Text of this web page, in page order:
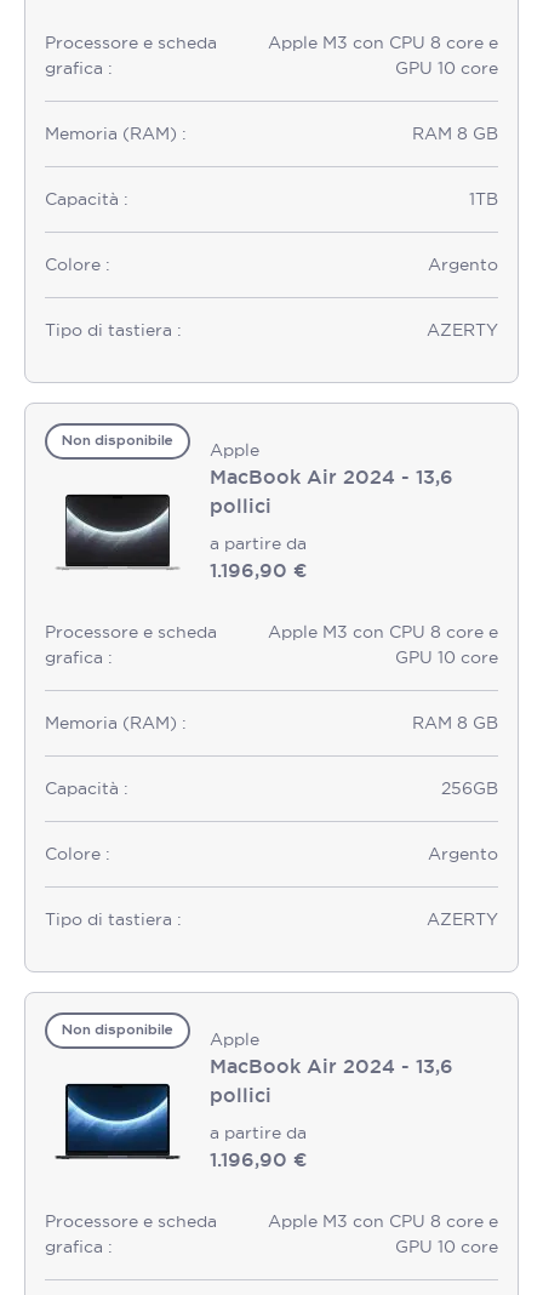
Processore e scheda
grafica :
Apple M3 con CPU 8 core e
GPU 10 core
Memoria (RAM) : RAM 8 GB
Capacità : 1TB
Colore : Argento
Tipo di tastiera : AZERTY
Non disponibile Apple
MacBook Air 2024 - 13,6
pollici
a partire da
1.196,90 €
Processore e scheda
grafica :
Apple M3 con CPU 8 core e
GPU 10 core
Memoria (RAM) : RAM 8 GB
Capacità : 256GB
Colore : Argento
Tipo di tastiera : AZERTY
Non disponibile Apple
MacBook Air 2024 - 13,6
pollici
a partire da
1.196,90 €
Processore e scheda
grafica :
Apple M3 con CPU 8 core e
GPU 10 core